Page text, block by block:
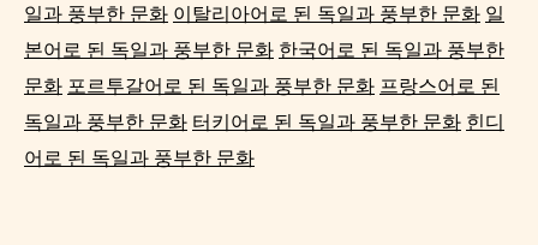
일과 풍부한 문화 이탈리아어로 된 독일과 풍부한 문화 일
본어로 된 독일과 풍부한 문화 한국어로 된 독일과 풍부한
문화 포르투갈어로 된 독일과 풍부한 문화 프랑스어로 된
독일과 풍부한 문화 터키어로 된 독일과 풍부한 문화 힌디
어로 된 독일과 풍부한 문화